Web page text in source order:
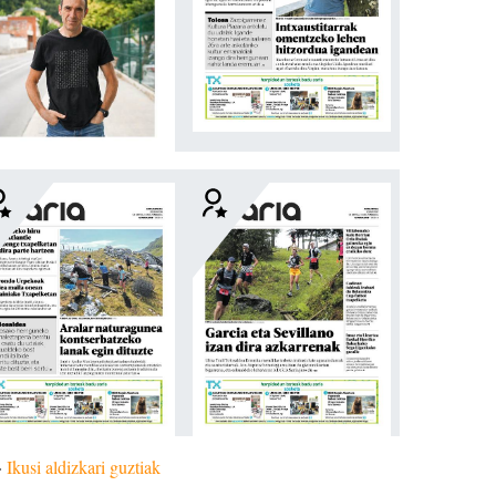
Ikusi aldizkari guztiak